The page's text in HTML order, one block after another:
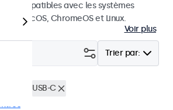
compatibles avec les systèmes
macOS, ChromeOS et Linux.
Voir plus
Trier par:
USB-C